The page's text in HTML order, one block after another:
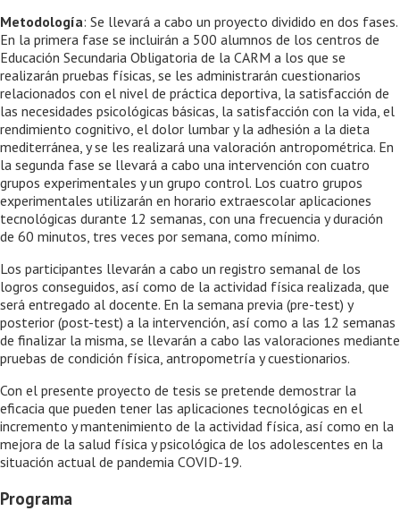
Metodología: Se llevará a cabo un proyecto dividido en dos fases.
En la primera fase se incluirán a 500 alumnos de los centros de
Educación Secundaria Obligatoria de la CARM a los que se
realizarán pruebas físicas, se les administrarán cuestionarios
relacionados con el nivel de práctica deportiva, la satisfacción de
las necesidades psicológicas básicas, la satisfacción con la vida, el
rendimiento cognitivo, el dolor lumbar y la adhesión a la dieta
mediterránea, y se les realizará una valoración antropométrica. En
la segunda fase se llevará a cabo una intervención con cuatro
grupos experimentales y un grupo control. Los cuatro grupos
experimentales utilizarán en horario extraescolar aplicaciones
tecnológicas durante 12 semanas, con una frecuencia y duración
de 60 minutos, tres veces por semana, como mínimo.
Los participantes llevarán a cabo un registro semanal de los
logros conseguidos, así como de la actividad física realizada, que
será entregado al docente. En la semana previa (pre-test) y
posterior (post-test) a la intervención, así como a las 12 semanas
de finalizar la misma, se llevarán a cabo las valoraciones mediante
pruebas de condición física, antropometría y cuestionarios.
Con el presente proyecto de tesis se pretende demostrar la
eficacia que pueden tener las aplicaciones tecnológicas en el
incremento y mantenimiento de la actividad física, así como en la
mejora de la salud física y psicológica de los adolescentes en la
situación actual de pandemia COVID-19.
Programa